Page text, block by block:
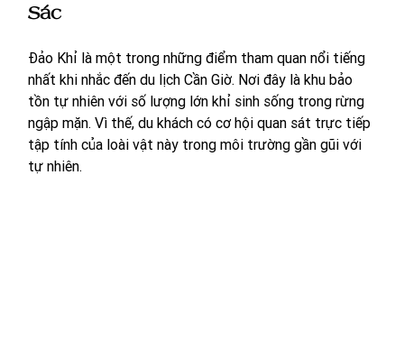
Sác
Đảo Khỉ là một trong những điểm tham quan nổi tiếng
nhất khi nhắc đến du lịch Cần Giờ. Nơi đây là khu bảo
tồn tự nhiên với số lượng lớn khỉ sinh sống trong rừng
ngập mặn. Vì thế, du khách có cơ hội quan sát trực tiếp
tập tính của loài vật này trong môi trường gần gũi với
tự nhiên.